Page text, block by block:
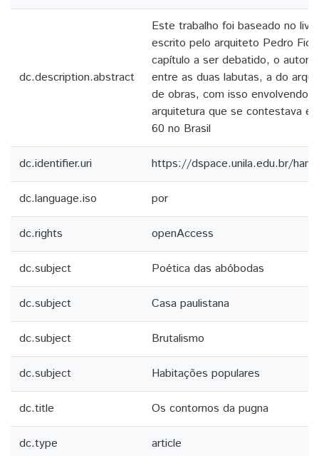
dc.description.abstract
Este trabalho foi baseado no
escrito pelo arquiteto Pedro
capítulo a ser debatido, o autor
entre as duas labutas, a do
de obras, com isso envolvendo
arquitetura que se contestava
60 no Brasil
dc.identifier.uri https://dspace.unila.edu.br/
dc.language.iso por
dc.rights openAccess
dc.subject Poética das abóbodas
dc.subject Casa paulistana
dc.subject Brutalismo
dc.subject Habitações populares
dc.title Os contornos da pugna
dc.type article